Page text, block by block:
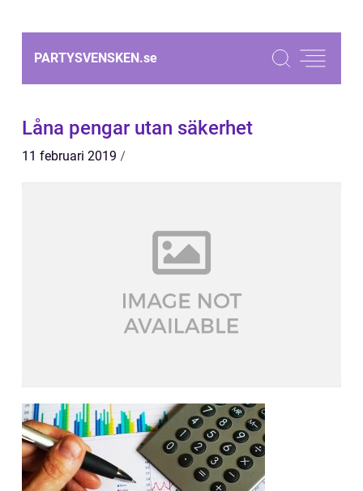
PARTYSVENSKEN.se
Låna pengar utan säkerhet
11 februari 2019